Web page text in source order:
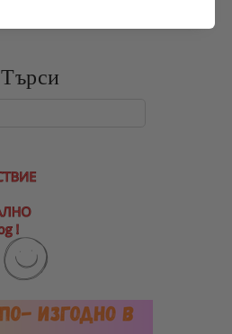
Търси